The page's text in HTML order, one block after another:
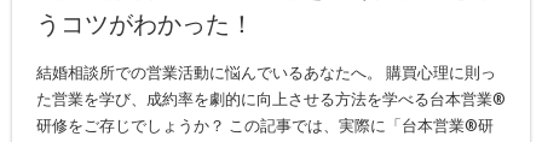
うコツがわかった！
結婚相談所での営業活動に悩んでいるあなたへ。 購買心理に則っ
た営業を学び、成約率を劇的に向上させる方法を学べる台本営業®
研修をご存じでしょうか？ この記事では、実際に「台本営業®研